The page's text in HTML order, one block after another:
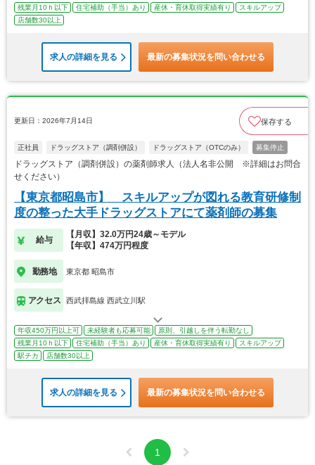
残業月10ｈ以下
住宅補助（手当）あり 産休・育休取得実績有り
スキルアップ
店舗数30以上
求人の詳細を見る 最新の募集状況を問い合わせる
更新日：2026年7月14日 保存する
正社員 ドラッグストア（調剤併設） ドラッグストア（OTCのみ） 募集停止
ドラッグストア（調剤併設）の薬剤師求人（法人名非公開 ※詳細はお問合
せください）
【東京都昭島市】 スキルアップが図れる教育研修制
度の整った大手ドラッグストアにて薬剤師の募集
給与
【月収】32.0万円24歳～モデル
【年収】474万円程度
勤務地 東京都 昭島市
アクセス 西武拝島線 西武立川駅
年収450万円以上可 未経験者も応募可能
原則、引越しを伴う転勤なし
残業月10ｈ以下
住宅補助（手当）あり 産休・育休取得実績有り
スキルアップ
駅チカ
店舗数30以上
求人の詳細を見る 最新の募集状況を問い合わせる
1